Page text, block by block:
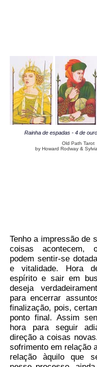
Rainha de espadas - 4 de
Old Path Tarot
by Howard Rodway &
Tenho a impressão de
coisas acontecem,
podem sentir-se
e vitalidade. Hora
espírito e sair em
deseja
para encerrar
finalização, pois,
ponto final. Assim
hora para seguir
direção a coisas
sofrimento em relação
relação àquilo que